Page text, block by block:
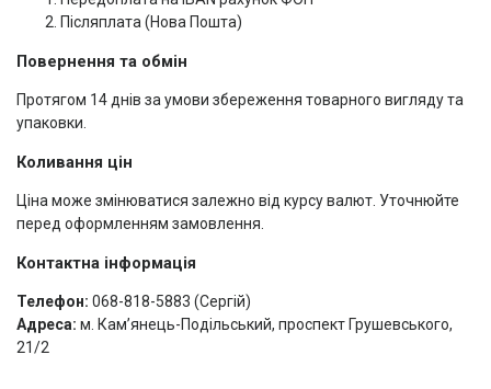
Післяплата (Нова Пошта)
Повернення та обмін
Протягом 14 днів за умови збереження товарного вигляду та
упаковки.
Коливання цін
Ціна може змінюватися залежно від курсу валют. Уточнюйте
перед оформленням замовлення.
Контактна інформація
Телефон: 068-818-5883 (Сергій)
Адреса: м. Камʼянець-Подільський, проспект Грушевського,
21/2